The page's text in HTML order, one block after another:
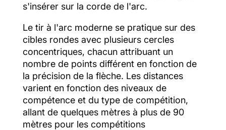
s'insérer sur la corde de l'arc.
Le tir à l'arc moderne se pratique sur des
cibles rondes avec plusieurs cercles
concentriques, chacun attribuant un
nombre de points différent en fonction de
la précision de la flèche. Les distances
varient en fonction des niveaux de
compétence et du type de compétition,
allant de quelques mètres à plus de 90
mètres pour les compétitions